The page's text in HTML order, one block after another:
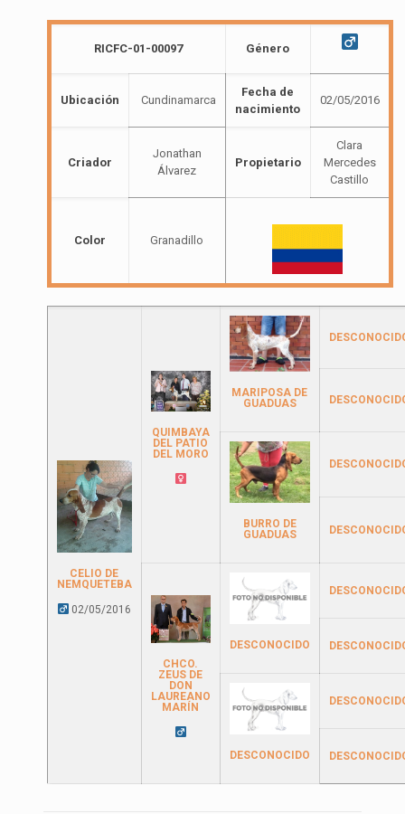
RICFC-01-00097 Género
Ubicación Cundinamarca
Fecha de
nacimiento
02/05/2016
Criador
Jonathan
Álvarez
Propietario
Clara
Mercedes
Castillo
Color Granadillo
CELIO DE
NEMQUETEBA
02/05/2016
QUIMBAYA
DEL PATIO
DEL MORO
MARIPOSA DE
GUADUAS
BURRO DE
GUADUAS
CHCO.
ZEUS DE
DON
LAUREANO
MARÍN
DESCONOCIDO
DESCONOCIDO